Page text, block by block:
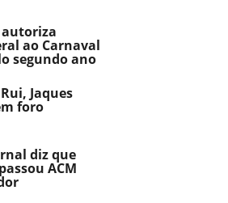
ao Carnaval
segundo ano
Jaques
foro
diz que
ACM